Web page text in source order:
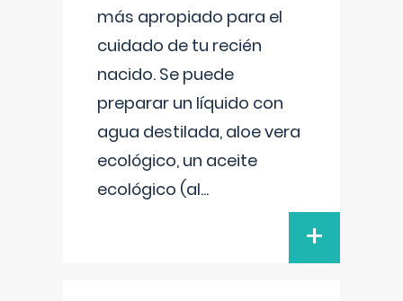
más apropiado para el
cuidado de tu recién
nacido. Se puede
preparar un líquido con
agua destilada, aloe vera
ecológico, un aceite
ecológico (al...
+